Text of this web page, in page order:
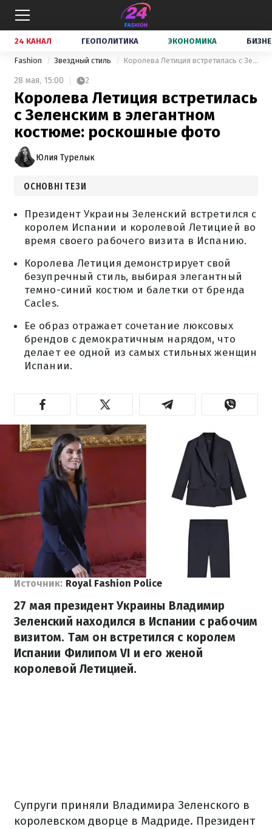
24 КАНАЛ ГЕОПОЛИТИКА ЭКОНОМИКА
Fashion Звездный стиль Королева Летиция встретилась с Зеленским в элегантном костюме: роскошные фото
28 мая, 15:00 2
Королева Летиция встретилась
с Зеленским в элегантном
костюме: роскошные фото
Юлия Турелык
ОСНОВНІ ТЕЗИ
Президент Украины Зеленский встретился с
королем Испании и королевой Летицией во
время своего рабочего визита в Испанию.
Королева Летиция демонстрирует свой
безупречный стиль, выбирая элегантный
темно-синий костюм и балетки от бренда
Cacles.
Ее образ отражает сочетание люксовых
брендов с демократичным нарядом, что
делает ее одной из самых стильных женщин
Испании.
Источник: Royal Fashion Police
27 мая президент Украины Владимир
Зеленский находился в Испании с рабочим
визитом. Там он встретился с королем
Испании Филипом VI и его женой
королевой Летицией.
Супруги приняли Владимира Зеленского в
королевском дворце в Мадриде. Президент